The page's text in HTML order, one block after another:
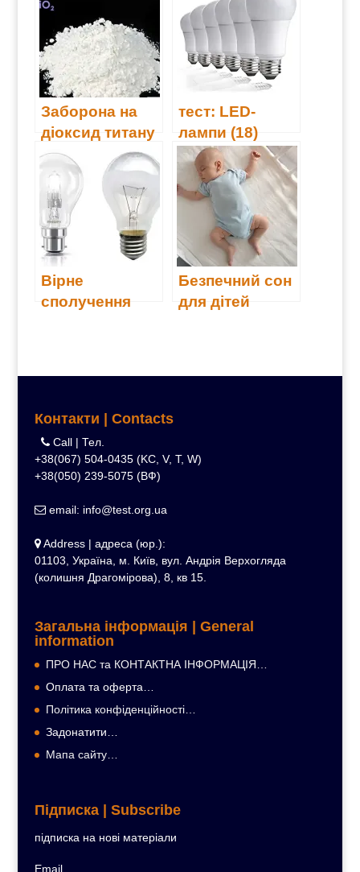
Заборона на
діоксид титану
(Е171)
тест: LED-
лампи (18)
Вірне
сполучення
Безпечний сон
для дітей
Контакти | Contacts
Call | Тел.
+38(067) 504-0435 (KC, V, T, W)
+38(050) 239-5075 (ВФ)
email: info@test.org.ua
Address | адреса (юр.):
01103, Україна, м. Київ, вул. Андрія Верхогляда
(колишня Драгомірова), 8, кв 15.
Загальна інформація | General
information
ПРО НАС та КОНТАКТНА ІНФОРМАЦІЯ…
Оплата та оферта…
Політика конфіденційності…
Задонатити…
Мапа сайту…
Підписка | Subscribe
підписка на нові матеріали
Email